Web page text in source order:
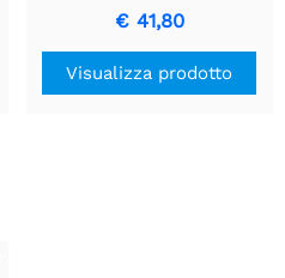
posizione
€ 41,80
Visualizza prodotto